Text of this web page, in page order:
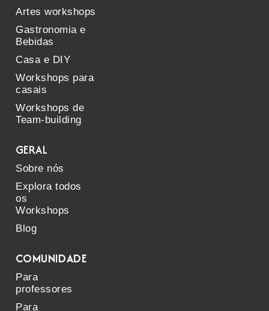
Artes workshops
Gastronomia e
Bebidas
Casa e DIY
Workshops para
casais
Workshops de
Team-building
GERAL
Sobre nós
Explora todos
os
Workshops
Blog
COMUNIDADE
Para
professores
Para